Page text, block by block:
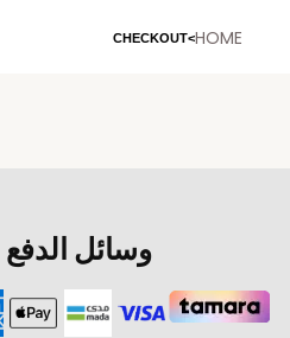
HOME
>
CHECKOUT
وسائل الدفع